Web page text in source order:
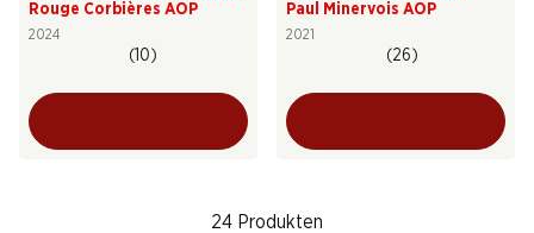
Rouge Corbières AOP
2024
(10)
Paul Minervois AOP
2021
(26)
24 Produkten